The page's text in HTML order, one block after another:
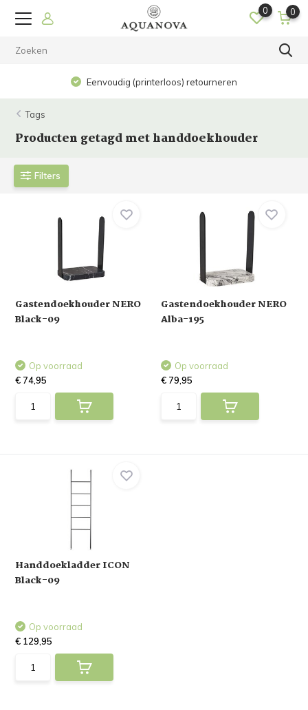
0 0
Eenvoudig (printerloos) retourneren
Tags
Producten getagd met handdoekhouder
Filters
Gastendoekhouder NERO
Black-09
Op voorraad
€ 74,95
Gastendoekhouder NERO
Alba-195
Op voorraad
€ 79,95
Handdoekladder ICON
Black-09
Op voorraad
€ 129,95